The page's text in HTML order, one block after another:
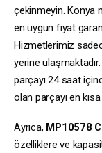
çekinmeyin. Konya
en uygun fiyat
Hizmetlerimiz
yerine
parçayı 24 saat
olan parçayı en
Ayrıca, MP10578
özelliklere ve